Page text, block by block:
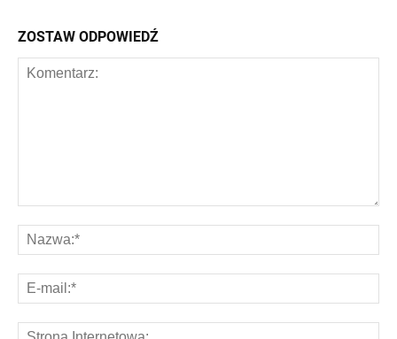
ZOSTAW ODPOWIEDŹ